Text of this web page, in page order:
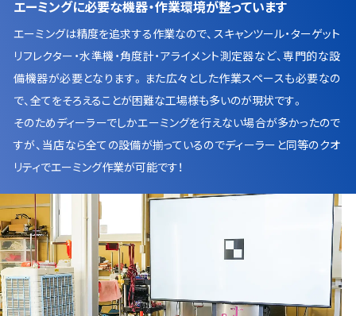
エーミングに必要な機器・作業環境が整っています
エーミングは精度を追求する作業なので、スキャンツール・ターゲット
リフレクター・水準機・角度計・アライメント測定器など、専門的な設
備機器が必要となります。また広々とした作業スペースも必要なの
で、全てをそろえることが困難な工場様も多いのが現状です。
そのためディーラーでしかエーミングを行えない場合が多かったので
すが、当店なら全ての設備が揃っているのでディーラーと同等のクオ
リティでエーミング作業が可能です！